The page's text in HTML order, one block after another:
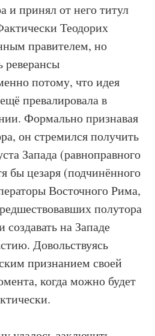
и принял от него титул
Теодорих
правителем, но
реверансы
потому, что идея
превалировала в
Формально признавая
он стремился получить
Запада (равноправного
бы цезаря (подчинённого
Восточного Рима,
полутора
на Западе
Довольствуясь
признанием своей
когда можно будет